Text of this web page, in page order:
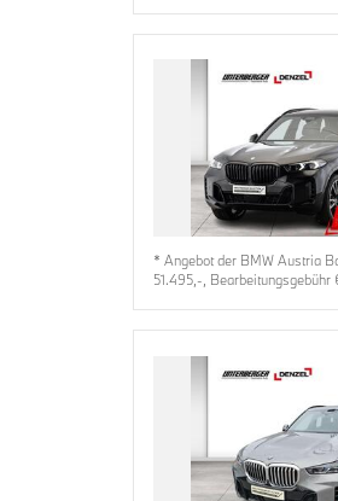
* Angebot der BMW Austria
51.495,-,